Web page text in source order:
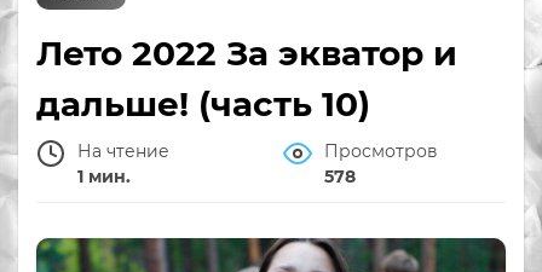
Лето 2022 За экватор и
дальше! (часть 10)
На чтение
1 мин.
Просмотров
578